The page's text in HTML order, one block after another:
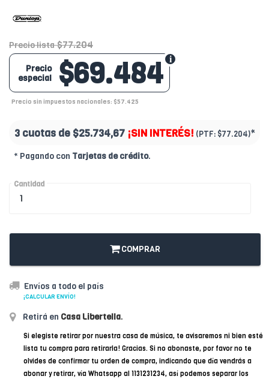
Precio lista $77.204
$69.484
Precio
especial
Precio sin impuestos nacionales: $57.425
3 cuotas de $25.734,67 ¡SIN INTERÉS! (PTF: $77.204)*
* Pagando con Tarjetas de crédito.
Cantidad
COMPRAR
Envíos a todo el país
¡CALCULAR ENVÍO!
Retirá en Casa Libertella.
Si elegiste retirar por nuestra casa de música, te avisaremos ni bien esté
lista tu compra para retirarla! Gracias. Si no abonaste, por favor no te
olvides de confirmar tu orden de compra, indicando que día vendrás a
abonar y retirar, vía Whatsapp al 1131231234, así podemos separar los